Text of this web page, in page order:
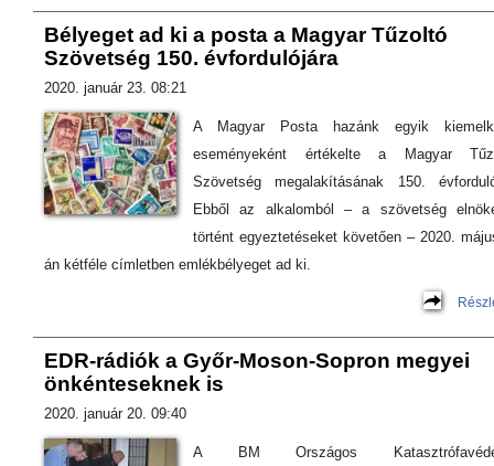
Bélyeget ad ki a posta a Magyar Tűzoltó
Szövetség 150. évfordulójára
2020. január 23. 08:21
A Magyar Posta hazánk egyik
eseményeként értékelte a Magyar
Szövetség megalakításának 150.
Ebből az alkalomból – a szövetség
történt egyeztetéseket követően – 2020.
án kétféle címletben emlékbélyeget ad ki.
EDR-rádiók a Győr-Moson-Sopron megyei
önkénteseknek is
2020. január 20. 09:40
A BM Országos